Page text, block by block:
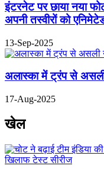
इंटरनेट पर छाया नया
अपनी तस्वीरों को
13-Sep-2025
अलास्का में ट्रंप से
17-Aug-2025
खेल